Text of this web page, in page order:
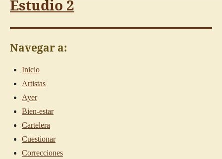
Estudio 2
Navegar a:
Inicio
Artistas
Ayer
Bien-estar
Cartelera
Cuestionar
Correcciones